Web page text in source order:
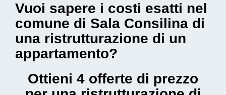
Vuoi sapere i costi esatti nel
comune di Sala Consilina di
una ristrutturazione di un
appartamento?
Ottieni 4 offerte di prezzo